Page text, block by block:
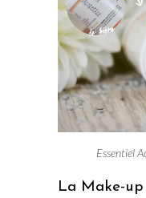
Essentiel
La Make-up